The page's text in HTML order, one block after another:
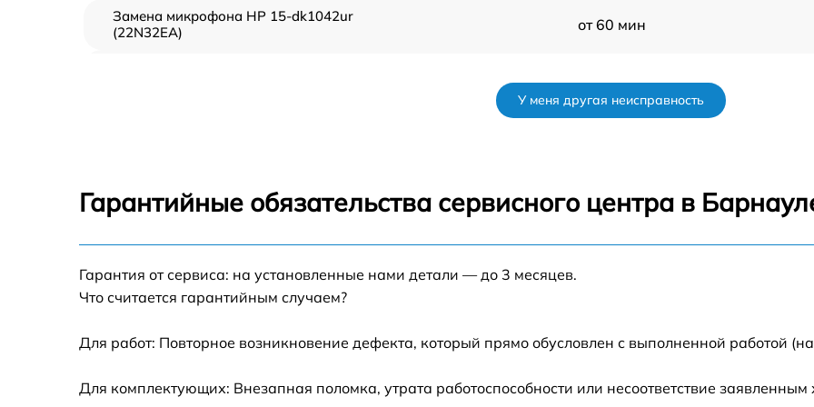
Замена микрофона HP 15-dk1042ur
(22N32EA)
от 60 мин
Замена шлейфа матрицы HP 15-dk1042ur
(22N32EA)
порта) HP 15-dk1042ur (22N32EA)
(22N32EA)
от 80 мин
У меня другая неисправность
Гарантийные обязательства сервисного центра в
Гарантия от сервиса: на установленные нами детали — до 3 месяцев.
Что считается гарантийным случаем?
Для работ: Повторное возникновение дефекта, который прямо обусловлен с выполненной работой
Для комплектующих: Внезапная поломка, утрата работоспособности или несоответствие